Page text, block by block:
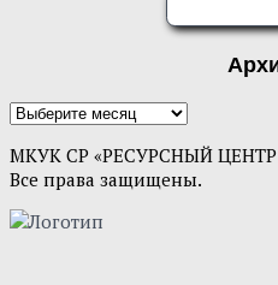
Архивы
МКУК СР «РЕСУРСНЫЙ ЦЕНТР
Все права защищены.